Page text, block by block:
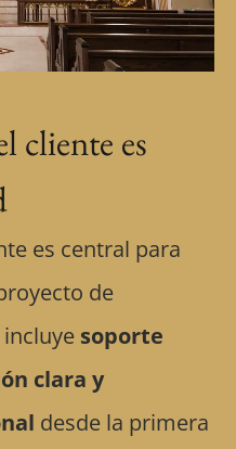
cliente es
es central para
de
incluye soporte
clara y
desde la primera